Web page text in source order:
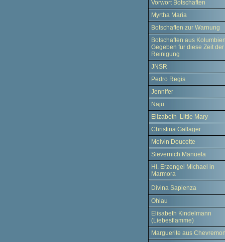
Vorwort Botschaften
Myrtha Maria
Botschaften zur Warnung
Botschaften aus
Gegeben für diese Zeit der
Reinigung
JNSR
Pedro Regis
Jennifer
Naju
Elizabeth Little Mary
Christina Gallager
Melvin Doucette
Sievernich Manuela
Hl. Erzengel Michael in
Marmora
Divina Sapienza
Ohlau
Elisabeth Kindelmann
(Liebesflamme)
Marguerite aus